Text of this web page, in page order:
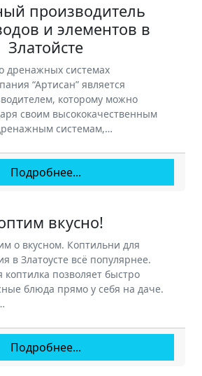
производитель
и элементов в
Златойсте
дренажных системах
“Артисан” является
которому можно
своим высококачественным
системам,…
Подробнее...
вкусно!
о вкусном. Коптильни для
в Златоусте всё популярнее.
коптилка позволяет быстро
блюда прямо у себя на даче.
Подробнее...